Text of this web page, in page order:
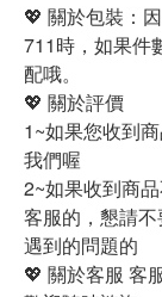
💖 關於包裝：
711時，如果件
配哦。
💖 關於評價
1~如果您收到
我們喔
2~如果收到商
客服的，懇請
遇到的問題的
💖 關於客服 客